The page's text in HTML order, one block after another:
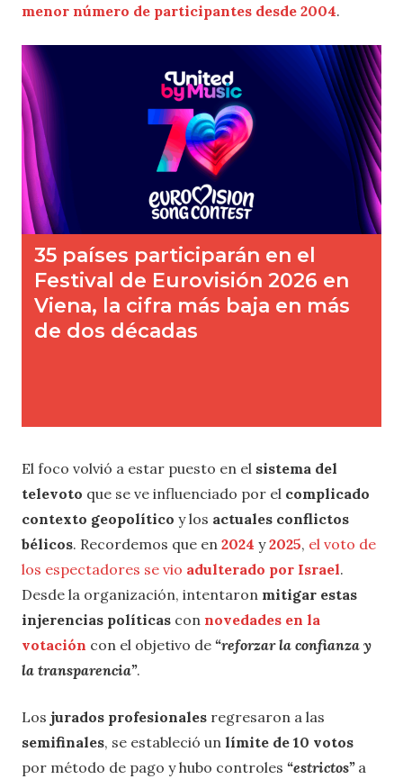
menor número de participantes desde 2004.
El foco volvió a estar puesto en el sistema del
televoto que se ve influenciado por el complicado
contexto geopolítico y los actuales conflictos
bélicos. Recordemos que en 2024 y2025, el voto de
los espectadores se vio adulterado por Israel.
Desde la organización, intentaron mitigar estas
injerencias políticas con novedades en la
votación con el objetivo de “reforzar la confianza y
la transparencia”.
Los jurados profesionales regresaron a las
semifinales, se estableció un límite de 10 votos
por método de pago y hubo controles “estrictos” a